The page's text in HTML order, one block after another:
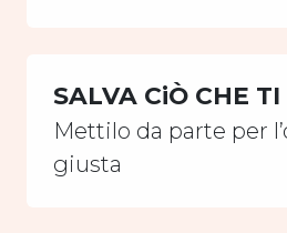
SALVA CiÒ CHE TI
Mettilo da parte per
giusta